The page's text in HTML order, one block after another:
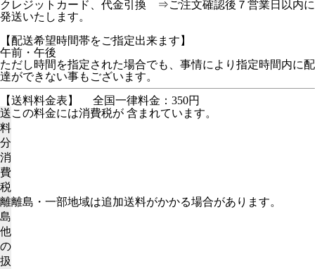
クレジットカード、代金引換 ⇒ご注文確認後７営業日以内に
発送いたします。
【配送希望時間帯をご指定出来ます】
午前・午後
ただし時間を指定された場合でも、事情により指定時間内に配
達ができない事もございます。
【送料料金表】
全国一律料金：350円
送
料
分
消
費
税
この料金には消費税が 含まれています。
離
島
他
の
扱
離島・一部地域は追加送料がかかる場合があります。